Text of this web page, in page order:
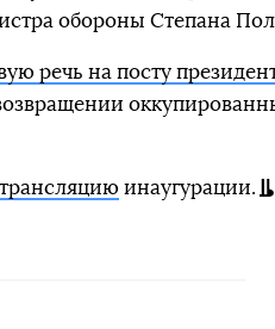
обороны Степана
речь на посту
инаугурации.